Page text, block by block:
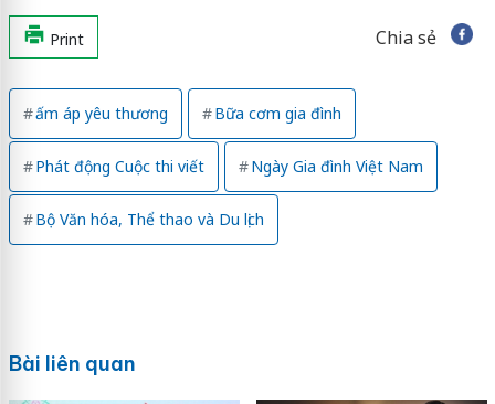
Print Chia sẻ
ấm áp yêu thương Bữa cơm gia đình
Phát động Cuộc thi viết Ngày Gia đình Việt Nam
Bộ Văn hóa, Thể thao và Du lịch
Bài liên quan